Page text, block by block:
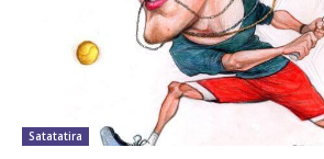
Satatatira